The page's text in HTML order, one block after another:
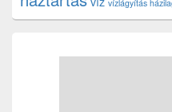
vízlágyítás